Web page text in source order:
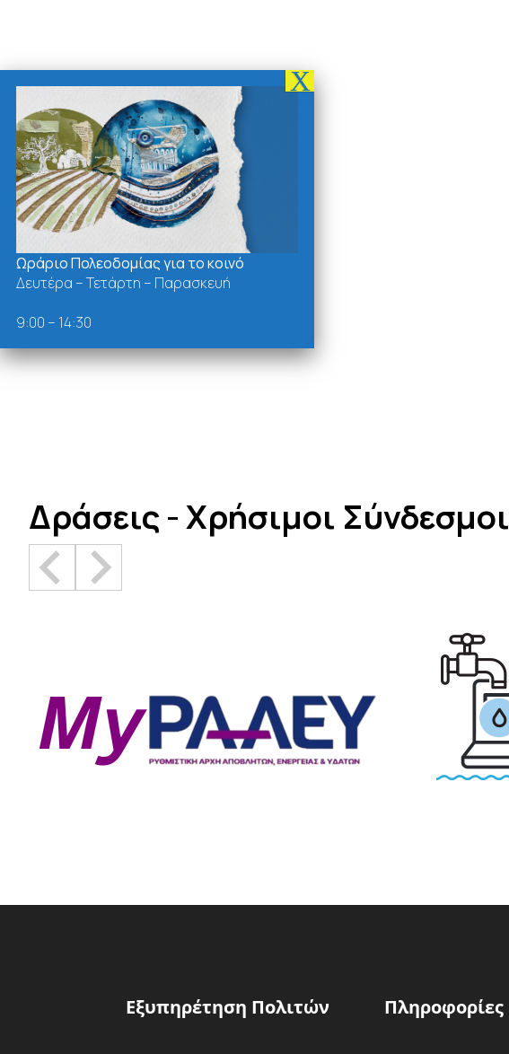
Δράσεις - Χρήσιμοι Σύνδεσμοι
Εξυπηρέτηση Πολιτών Πληροφορίες
Ωράριο Πολεοδομίας για το κοινό
Δευτέρα – Τετάρτη – Παρασκευή
9:00 – 14:30